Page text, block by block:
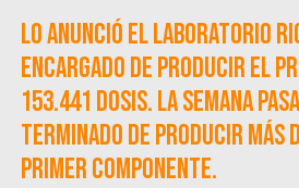
Lo anunció el laboratorio
encargado de producir el
153.441 dosis. La semana
terminado de producir más
primer componente.